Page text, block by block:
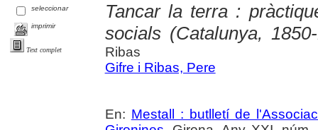
seleccionar
imprimir
Text complet
Tancar la terra :
socials (Catalunya,
Ribas
Gifre i Ribas, Pere
En: Mestall : butlletí de